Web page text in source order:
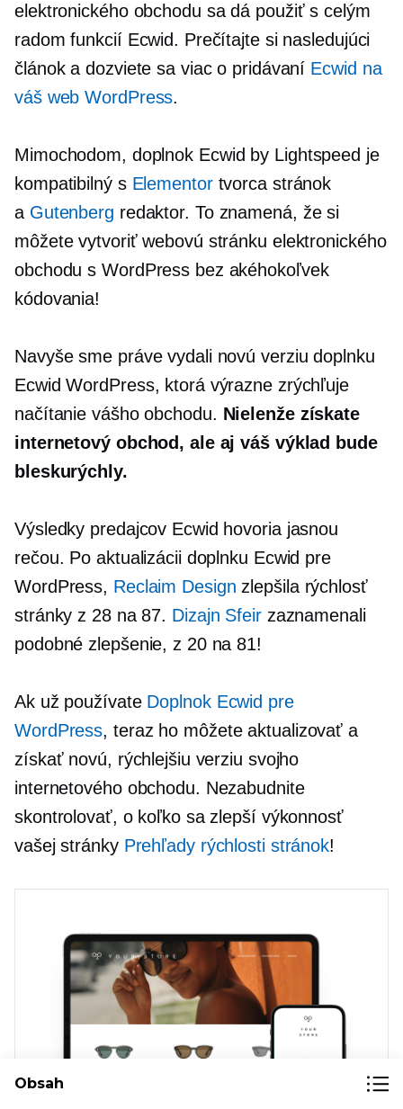
elektronického obchodu sa dá použiť s celým
radom funkcií Ecwid. Prečítajte si nasledujúci
článok a dozviete sa viac o pridávaní Ecwid na
váš web WordPress.
Mimochodom, doplnok Ecwid by Lightspeed je
kompatibilný s Elementortvorca stránok
a Gutenberg redaktor. To znamená, že si
môžete vytvoriť webovú stránku elektronického
obchodu s WordPress bez akéhokoľvek
kódovania!
Navyše sme práve vydali novú verziu doplnku
Ecwid WordPress, ktorá výrazne zrýchľuje
načítanie vášho obchodu. Nielenže získate
internetový obchod, ale aj váš výklad bude
bleskurýchly.
Výsledky predajcov Ecwid hovoria jasnou
rečou. Po aktualizácii doplnku Ecwid pre
WordPress, Reclaim Design zlepšila rýchlosť
stránky z 28 na 87. Dizajn Sfeirzaznamenali
podobné zlepšenie, z 20 na 81!
Ak už používate Doplnok Ecwid pre
WordPress, teraz ho môžete aktualizovať a
získať novú, rýchlejšiu verziu svojho
internetového obchodu. Nezabudnite
skontrolovať, o koľko sa zlepší výkonnosť
vašej stránky Prehľady rýchlosti stránok!
Obsah